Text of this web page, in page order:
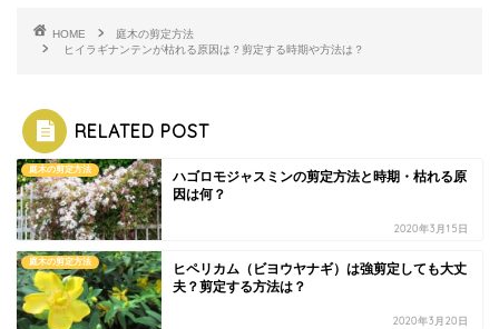
HOME
庭木の剪定方法
ヒイラギナンテンが枯れる原因は？剪定する時期や方法は？
RELATED POST
庭木の剪定方法
ハゴロモジャスミンの剪定方法と時期・枯れる原
因は何？
2020年3月15日
庭木の剪定方法
ヒペリカム（ビヨウヤナギ）は強剪定しても大丈
夫？剪定する方法は？
2020年3月20日